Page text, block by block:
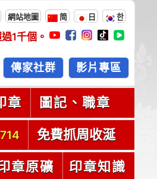
網站地圖 简 日 한
1千個。
傳家社群 影片專區
章 圖記、職章
免費抓周收涎
章原礦 印章知識